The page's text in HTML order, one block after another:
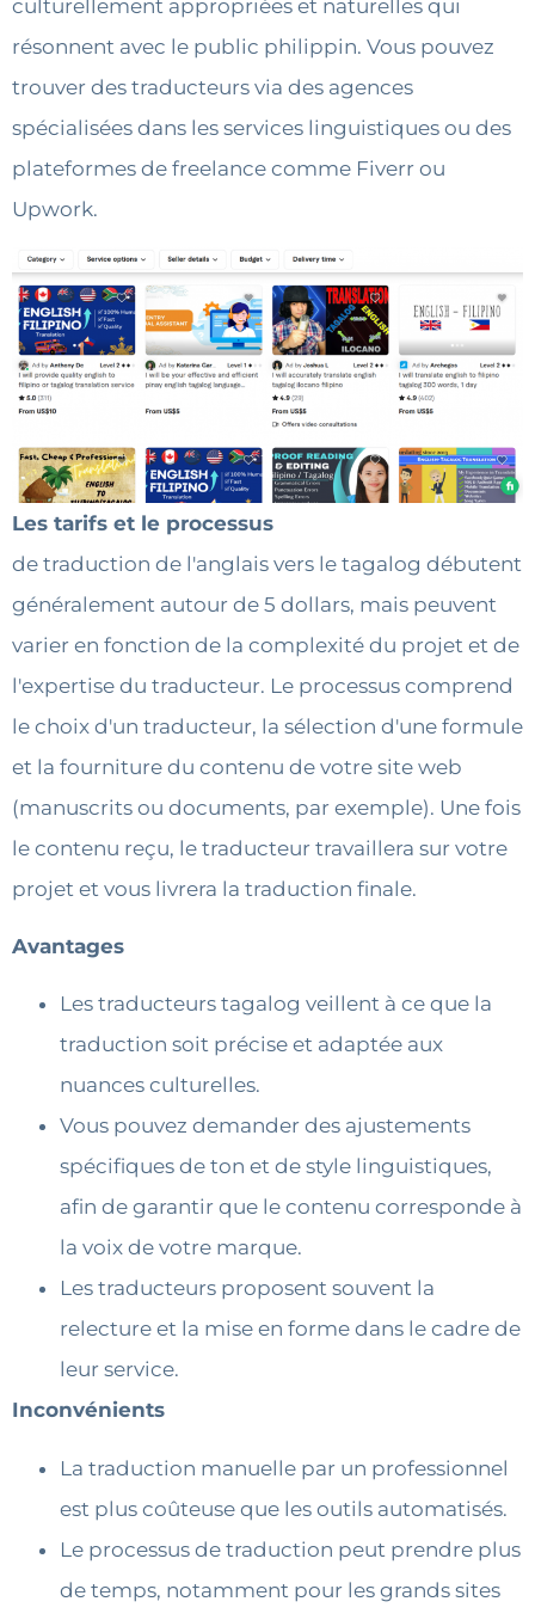
culturellement appropriées et naturelles qui
résonnent avec le public philippin. Vous pouvez
trouver des traducteurs via des agences
spécialisées dans les services linguistiques ou des
plateformes de freelance comme Fiverr ou
Upwork.
Les tarifs et le processus
de traduction de l'anglais vers le tagalog débutent
généralement autour de 5 dollars, mais peuvent
varier en fonction de la complexité du projet et de
l'expertise du traducteur. Le processus comprend
le choix d'un traducteur, la sélection d'une formule
et la fourniture du contenu de votre site web
(manuscrits ou documents, par exemple). Une fois
le contenu reçu, le traducteur travaillera sur votre
projet et vous livrera la traduction finale.
Avantages
Les traducteurs tagalog veillent à ce que la
traduction soit précise et adaptée aux
nuances culturelles.
Vous pouvez demander des ajustements
spécifiques de ton et de style linguistiques,
afin de garantir que le contenu corresponde à
la voix de votre marque.
Les traducteurs proposent souvent la
relecture et la mise en forme dans le cadre de
leur service.
Inconvénients
La traduction manuelle par un professionnel
est plus coûteuse que les outils automatisés.
Le processus de traduction peut prendre plus
de temps, notamment pour les grands sites